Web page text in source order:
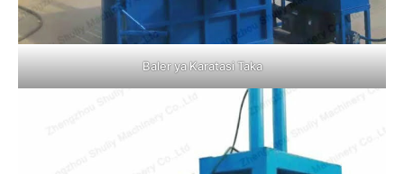
Baler ya Karatasi Taka